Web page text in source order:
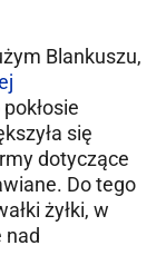
Blankuszu,
pokłosie
się
dotyczące
Do tego
żyłki, w
nad